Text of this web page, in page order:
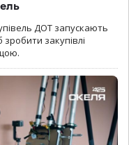
ДОТ запускають
закупівлі